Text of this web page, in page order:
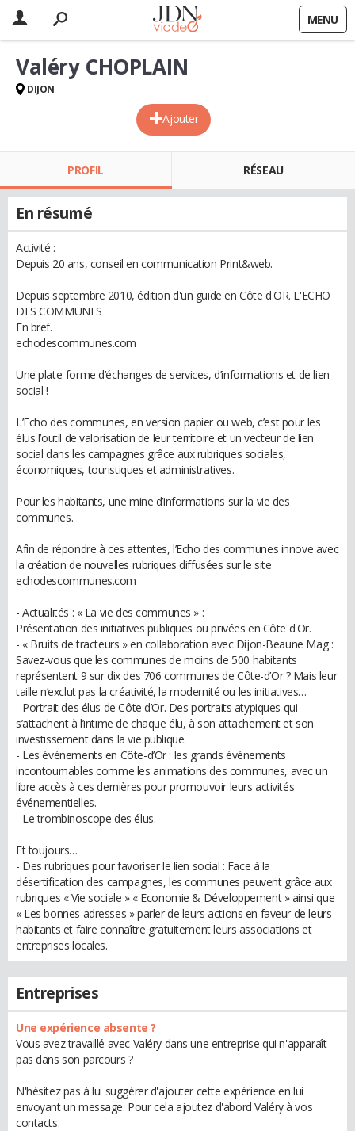
MENU
Ajouter
Valéry CHOPLAIN
DIJON
PROFIL RÉSEAU
En résumé
Activité :
Depuis 20 ans, conseil en communication Print&web.
Depuis septembre 2010, édition d'un guide en Côte d'OR. L'ECHO
DES COMMUNES
En bref.
echodescommunes.com
Une plate-forme d’échanges de services, d’informations et de lien
social !
L’Echo des communes, en version papier ou web, c’est pour les
élus l’outil de valorisation de leur territoire et un vecteur de lien
social dans les campagnes grâce aux rubriques sociales,
économiques, touristiques et administratives.
Pour les habitants, une mine d’informations sur la vie des
communes.
Afin de répondre à ces attentes, l’Echo des communes innove avec
la création de nouvelles rubriques diffusées sur le site
echodescommunes.com
- Actualités : « La vie des communes » :
Présentation des initiatives publiques ou privées en Côte d'Or.
- « Bruits de tracteurs » en collaboration avec Dijon-Beaune Mag :
Savez-vous que les communes de moins de 500 habitants
représentent 9 sur dix des 706 communes de Côte-d’Or ? Mais leur
taille n’exclut pas la créativité, la modernité ou les initiatives…
- Portrait des élus de Côte d’Or. Des portraits atypiques qui
s’attachent à l’intime de chaque élu, à son attachement et son
investissement dans la vie publique.
- Les événements en Côte-d’Or : les grands événements
incontournables comme les animations des communes, avec un
libre accès à ces dernières pour promouvoir leurs activités
événementielles.
- Le trombinoscope des élus.
Et toujours…
- Des rubriques pour favoriser le lien social : Face à la
désertification des campagnes, les communes peuvent grâce aux
rubriques « Vie sociale » « Economie & Développement » ainsi que
« Les bonnes adresses » parler de leurs actions en faveur de leurs
habitants et faire connaître gratuitement leurs associations et
entreprises locales.
Entreprises
Une expérience absente ?
Vous avez travaillé avec Valéry dans une entreprise qui n'apparaît
pas dans son parcours ?
N'hésitez pas à lui suggérer d'ajouter cette expérience en lui
envoyant un message. Pour cela ajoutez d'abord Valéry à vos
contacts.